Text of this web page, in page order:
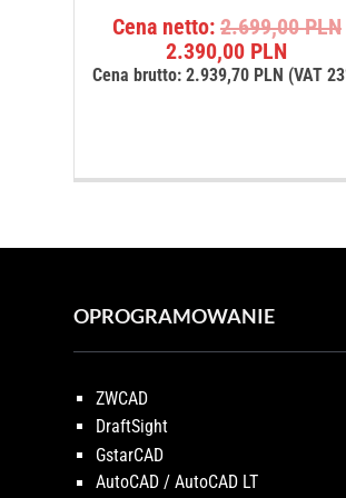
5.00
na 5
Cena netto: 2.699,00PLN
2.390,00 PLN
cena
Cena brutto: 2.939,70 PLN (VAT
OPROGRAMOWANIE
ZWCAD
DraftSight
GstarCAD
AutoCAD / AutoCAD LT